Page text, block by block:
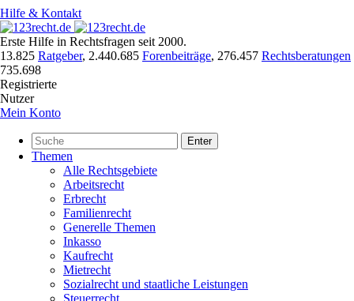
Hilfe & Kontakt
Erste Hilfe in Rechtsfragen seit 2000.
13.825 Ratgeber, 2.440.685 Forenbeiträge, 276.457 Rechtsberatungen
735.698
Registrierte
Nutzer
Mein Konto
Enter
Themen
Alle Rechtsgebiete
Arbeitsrecht
Erbrecht
Familienrecht
Generelle Themen
Inkasso
Kaufrecht
Mietrecht
Sozialrecht und staatliche Leistungen
Steuerrecht